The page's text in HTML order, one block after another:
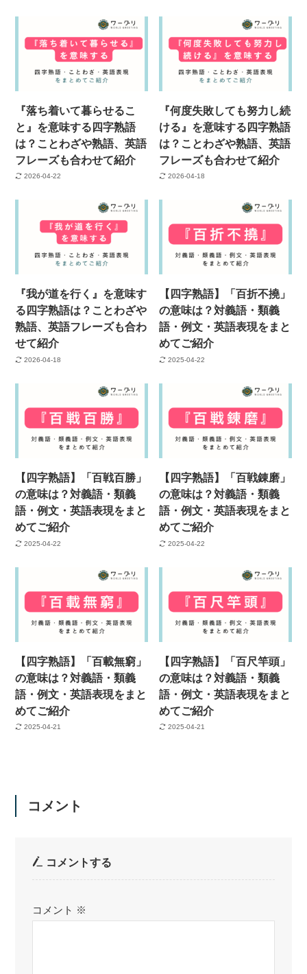
『落ち着いて暮らせるこ
と』を意味する四字熟語
は？ことわざや熟語、英語
フレーズも合わせて紹介
2026-04-22
『何度失敗しても努力し続
ける』を意味する四字熟語
は？ことわざや熟語、英語
フレーズも合わせて紹介
2026-04-18
『我が道を行く』を意味す
る四字熟語は？ことわざや
熟語、英語フレーズも合わ
せて紹介
2026-04-18
【四字熟語】「百折不撓」
の意味は？対義語・類義
語・例文・英語表現をまと
めてご紹介
2025-04-22
【四字熟語】「百戦百勝」
の意味は？対義語・類義
語・例文・英語表現をまと
めてご紹介
2025-04-22
【四字熟語】「百戦錬磨」
の意味は？対義語・類義
語・例文・英語表現をまと
めてご紹介
2025-04-22
【四字熟語】「百載無窮」
の意味は？対義語・類義
語・例文・英語表現をまと
めてご紹介
2025-04-21
【四字熟語】「百尺竿頭」
の意味は？対義語・類義
語・例文・英語表現をまと
めてご紹介
2025-04-21
コメント
コメントする
コメント ※